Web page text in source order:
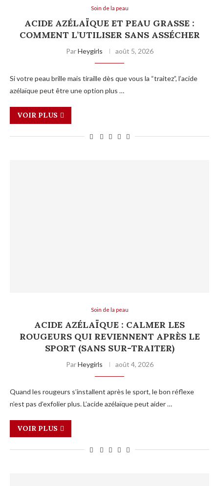
Soin de la peau
ACIDE AZÉLAÏQUE ET PEAU GRASSE :
COMMENT L’UTILISER SANS ASSÉCHER
ParHeygirls août 5, 2026
Si votre peau brille mais tiraille dès que vous la “traitez”, l’acide
azélaïque peut être une option plus …
VOIR PLUS
Soin de la peau
ACIDE AZÉLAÏQUE : CALMER LES
ROUGEURS QUI REVIENNENT APRÈS LE
SPORT (SANS SUR-TRAITER)
ParHeygirls août 4, 2026
Quand les rougeurs s’installent après le sport, le bon réflexe
n’est pas d’exfolier plus. L’acide azélaïque peut aider …
VOIR PLUS